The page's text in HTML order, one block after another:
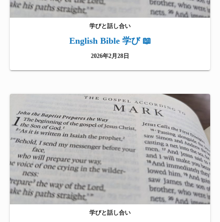
学びと話し合い
English Bible 学び 📖
2026年2月28日
学びと話し合い